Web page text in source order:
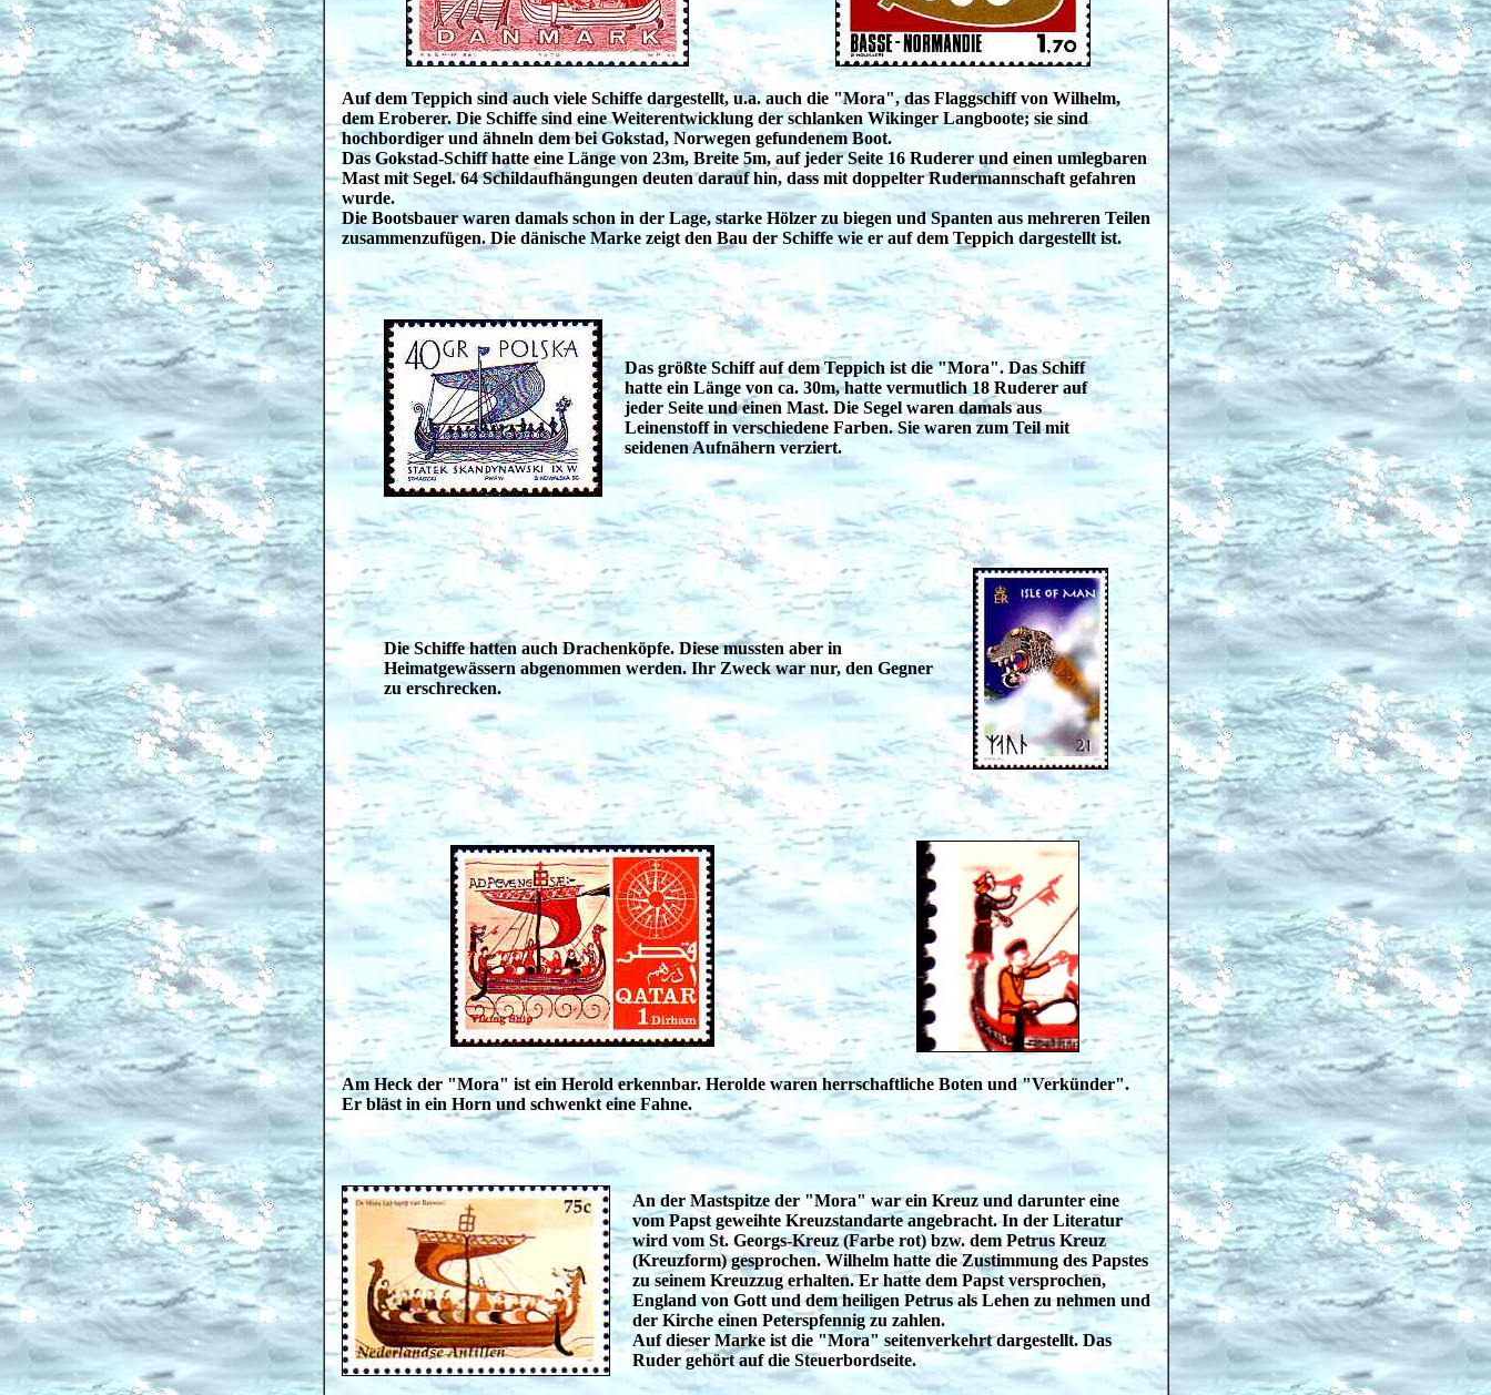
Auf dem Teppich sind auch viele Schiffe dargestellt, u.a. auch die "Mora", das Flaggschiff von Wilhelm,
dem Eroberer. Die Schiffe sind eine Weiterentwicklung der schlanken Wikinger Langboote; sie sind
hochbordiger und ähneln dem bei Gokstad, Norwegen gefundenem Boot.
Das Gokstad-Schiff hatte eine Länge von 23m, Breite 5m, auf jeder Seite 16 Ruderer und einen umlegbaren
Mast mit Segel. 64 Schildaufhängungen deuten darauf hin, dass mit doppelter Rudermannschaft gefahren
wurde.
Die Bootsbauer waren damals schon in der Lage, starke Hölzer zu biegen und Spanten aus mehreren Teilen
zusammenzufügen. Die dänische Marke zeigt den Bau der Schiffe wie er auf dem Teppich dargestellt ist.
Das größte Schiff auf dem Teppich ist die "Mora". Das Schiff
hatte ein Länge von ca. 30m, hatte vermutlich 18 Ruderer auf
jeder Seite und einen Mast. Die Segel waren damals aus
Leinenstoff in verschiedene Farben. Sie waren zum Teil mit
seidenen Aufnähern verziert.
Die Schiffe hatten auch Drachenköpfe. Diese mussten aber in
Heimatgewässern abgenommen werden. Ihr Zweck war nur, den Gegner
zu erschrecken.
Am Heck der "Mora" ist ein Herold erkennbar. Herolde waren herrschaftliche Boten und "Verkünder".
Er bläst in ein Horn und schwenkt eine Fahne.
An der Mastspitze der "Mora" war ein Kreuz und darunter eine
vom Papst geweihte Kreuzstandarte angebracht. In der Literatur
wird vom St. Georgs-Kreuz (Farbe rot) bzw. dem Petrus Kreuz
(Kreuzform) gesprochen. Wilhelm hatte die Zustimmung des Papstes
zu seinem Kreuzzug erhalten. Er hatte dem Papst versprochen,
England von Gott und dem heiligen Petrus als Lehen zu nehmen und
der Kirche einen Peterspfennig zu zahlen.
Auf dieser Marke ist die "Mora" seitenverkehrt dargestellt. Das
Ruder gehört auf die Steuerbordseite.